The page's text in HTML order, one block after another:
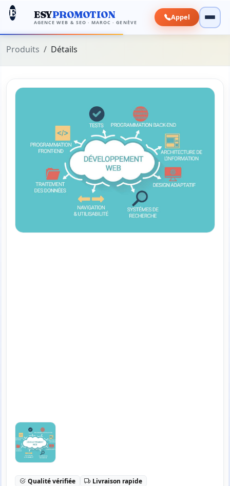
E ESYPROMOTION
AGENCE WEB & SEO · MAROC · GENÈVE
Appel
Produits Détails
Qualité vérifiée
Livraison rapide